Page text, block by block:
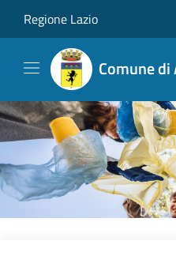
Regione Lazio
Comune